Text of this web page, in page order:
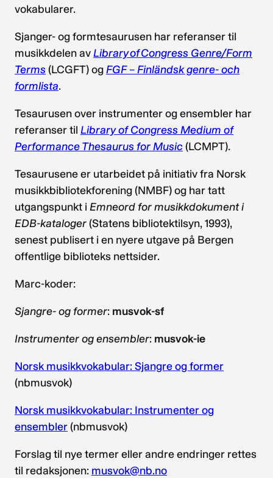
vokabularer.
Sjanger- og formtesaurusen har referanser til
musikkdelen avLibrary of Congress Genre/Form
Terms(LCGFT) ogFGF – Finländsk genre- och
formlista.
Tesaurusen over instrumenter og ensembler har
referanser til Library of Congress Medium of
Performance Thesaurus for Music(LCMPT).
Tesaurusene er utarbeidet på initiativ fra Norsk
musikkbibliotekforening (NMBF) og har tatt
utgangspunkt i Emneord for musikkdokument i
EDB-kataloger(Statens bibliotektilsyn, 1993),
senest publisert i en nyere utgave på Bergen
offentlige biblioteks nettsider.
Marc-koder:
Sjangre- og former: musvok-sf
Instrumenter og ensembler: musvok-ie
Norsk musikkvokabular: Sjangre og former
(nbmusvok)
Norsk musikkvokabular: Instrumenter og
ensembler(nbmusvok)
Forslag til nye termer eller andre endringer rettes
til redaksjonen: musvok@nb.no